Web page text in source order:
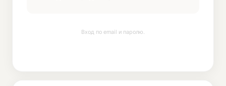
Вход по email и паролю.